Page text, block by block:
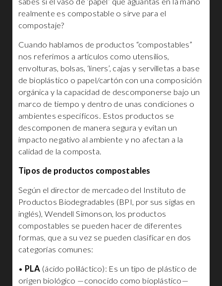
realmente es compostable o sirve para el
compostaje?
Cuando hablamos de productos “compostables”
nos referimos a artículos como utensilios,
envolturas, bolsas, ‘liners’, cajas y servilletas a base
de bioplástico o papel/cartón con una composición
orgánica y la capacidad de descomponerse bajo un
marco de tiempo y dentro de unas condiciones o
ambientes específicos. Estos productos se
descomponen de manera segura y evitan un
impacto negativo al ambiente y no afectan a la
calidad de la composta.
Tipos de productos compostables
Según el director de mercadeo del Instituto de
Productos Biodegradables (BPI, por sus siglas en
inglés), Wendell Simonson, los productos
compostables se pueden hacer de diferentes
formas, que a su vez se pueden clasificar en dos
categorías comunes:
• PLA (ácido poliláctico): Es un tipo de plástico de
origen biológico —conocido como bioplástico—